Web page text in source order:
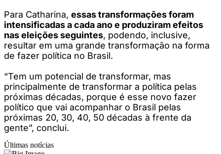
Para Catharina, essas transformações foram
intensificadas a cada ano e produziram efeitos
nas eleições seguintes, podendo, inclusive,
resultar em uma grande transformação na forma
de fazer política no Brasil.
“Tem um potencial de transformar, mas
principalmente de transformar a política pelas
próximas décadas, porque é esse novo fazer
político que vai acompanhar o Brasil pelas
próximas 20, 30, 40, 50 décadas à frente da
gente”, conclui.
Últimas notícias